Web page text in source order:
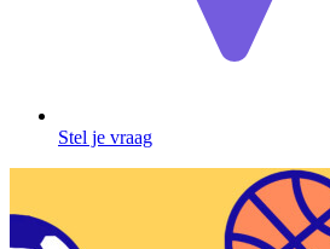
Stel je vraag